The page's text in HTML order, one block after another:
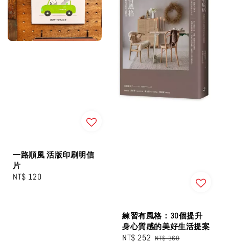
一路順風 活版印刷明信
片
Regular
NT$ 120
練習有風格：30個提升
身心質感的美好生活提案
Sale
NT$ 252 Regular
NT$ 360